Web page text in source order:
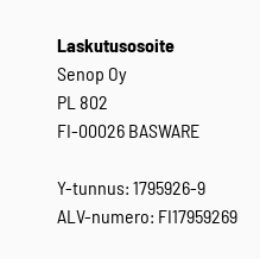
Laskutusosoite
Senop Oy
PL 802
FI-00026 BASWARE
Y-tunnus: 1795926-9
ALV-numero: FI17959269